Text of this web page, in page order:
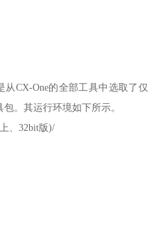
从CX-One的全部工具中选取了仅
。其运行环境如下所示。
、32bit版)/